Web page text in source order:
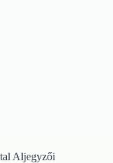
Aljegyzői